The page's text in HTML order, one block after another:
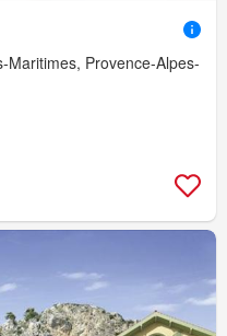
Maritimes, Provence-Alpes-